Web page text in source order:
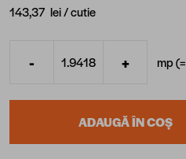
143,37 lei /cutie
Cantitate
- + mp (=
ADAUGĂ ÎN COȘ